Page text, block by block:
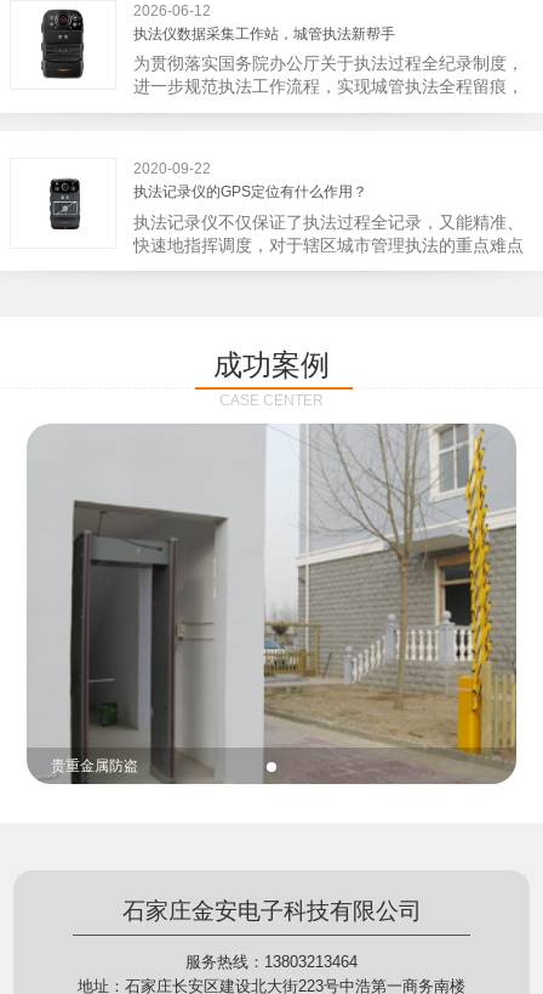
备能自动读取目标对象，并同步到采集站中，此外设
备具有断点续传的功能，如果碰到网络故障，可以从
已经上传或下载的部分开始继续上传下载未完成的部
分，而没有必要从头开始上传下载，能节省时间，提
高速度。再者待数据传输完毕之后，执法仪数据采集
下次直接使用，提高执法仪数据效率。执法仪数据采
集站还具有强大的数据存储管理系统，后台统计不同
上传时段、不同重要级别的数据，将统计结果以图表
或者报表的形式呈现；设备设置有用户操作权限管
理，自动将用户警员编号与执法仪编号绑定，保障数
据的合法性，同时系统可设置每个警员的权限，明确
2026-06-12
执法仪数据采集工作站，城管执法新帮手
为贯彻落实国务院办公厅关于执法过程全纪录制度，
进一步规范执法工作流程，实现城管执法全程留痕，
深入推进执法队伍规范化建设，给城管执法工作添加
止了双方矛盾的发生。现在有了执法仪数据采集工作
站，执法队员的担忧便得到有效的解决。每个采集工
作站可支持多台执法记录仪设备同时上传数据，队员
当天使用当天上传，通过数据线接入到采集工作站，
它会自动读取所有的视频、音频、图片、日志等信
作站也能自动为执法记录仪充充电、校校时，做执法
记录仪的贴心小"保姆"。随着群众法律意识的逐步提
高，行政执法行为更加"阳光、透明"，通过工作站可
以随时调取证据视频，精准查阅现场资料，直戳了当
的展示给行政相对人看，有效的减少了行政相对人对
城管执法行为的误解，树立了执法的公信力。
2020-09-22
执法记录仪的GPS定位有什么作用？
执法记录仪不仅保证了执法过程全记录，又能精准、
快速地指挥调度，对于辖区城市管理执法的重点难点
也能一目了然，在城市管理工作信息化中发挥着重要
定位模块，可通过移动网络将位置信息实时发送到监
控中心，在平台的电子地图上显示出设备的具体位
置，实时查看执法人员到岗情况及根据执法环境迅速
调配周边执法人员。同时，内置NFC芯片，可支持身
份证查验等拓展功能，在实战中发挥着重要的作用，
能广泛应用于交警公安执法、卫生监督、城管执法、
海关执法、路政、质量监督、林业园林、消防、质量
监督、公路铁路等各个领域。
成功案例
CASE CENTER
贵重金属防盗
石家庄金安电子科技有限公司
服务热线：13803213464
地址：石家庄长安区建设北大街223号中浩第一商务南楼